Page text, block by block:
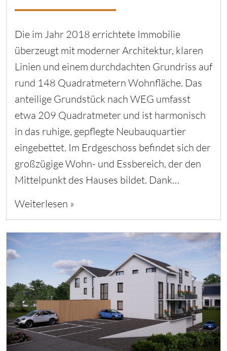
Die im Jahr 2018 errichtete Immobilie
überzeugt mit moderner Architektur, klaren
Linien und einem durchdachten Grundriss auf
rund 148 Quadratmetern Wohnfläche. Das
anteilige Grundstück nach WEG umfasst
etwa 209 Quadratmeter und ist harmonisch
in das ruhige, gepflegte Neubauquartier
eingebettet. Im Erdgeschoss befindet sich der
großzügige Wohn- und Essbereich, der den
Mittelpunkt des Hauses bildet. Dank…
Weiterlesen »